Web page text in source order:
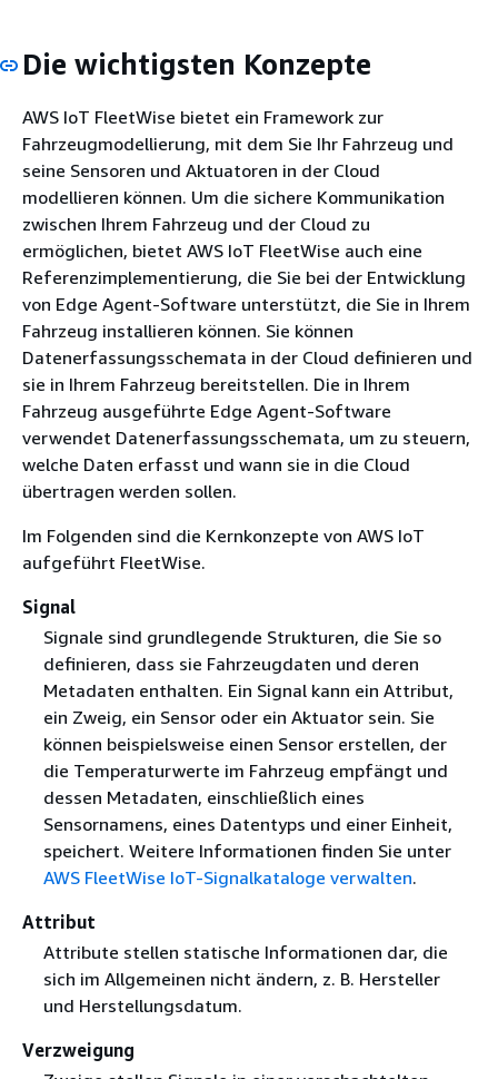
Die wichtigsten Konzepte
AWS IoT FleetWise bietet ein Framework zur
Fahrzeugmodellierung, mit dem Sie Ihr Fahrzeug und
seine Sensoren und Aktuatoren in der Cloud
modellieren können. Um die sichere Kommunikation
zwischen Ihrem Fahrzeug und der Cloud zu
ermöglichen, bietet AWS IoT FleetWise auch eine
Referenzimplementierung, die Sie bei der Entwicklung
von Edge Agent-Software unterstützt, die Sie in Ihrem
Fahrzeug installieren können. Sie können
Datenerfassungsschemata in der Cloud definieren und
sie in Ihrem Fahrzeug bereitstellen. Die in Ihrem
Fahrzeug ausgeführte Edge Agent-Software
verwendet Datenerfassungsschemata, um zu steuern,
welche Daten erfasst und wann sie in die Cloud
übertragen werden sollen.
Im Folgenden sind die Kernkonzepte von AWS IoT
aufgeführt FleetWise.
Signal
Signale sind grundlegende Strukturen, die Sie so
definieren, dass sie Fahrzeugdaten und deren
Metadaten enthalten. Ein Signal kann ein Attribut,
ein Zweig, ein Sensor oder ein Aktuator sein. Sie
können beispielsweise einen Sensor erstellen, der
die Temperaturwerte im Fahrzeug empfängt und
dessen Metadaten, einschließlich eines
Sensornamens, eines Datentyps und einer Einheit,
speichert. Weitere Informationen finden Sie unter
AWS FleetWise IoT-Signalkataloge verwalten.
Attribut
Attribute stellen statische Informationen dar, die
sich im Allgemeinen nicht ändern, z. B. Hersteller
und Herstellungsdatum.
Verzweigung